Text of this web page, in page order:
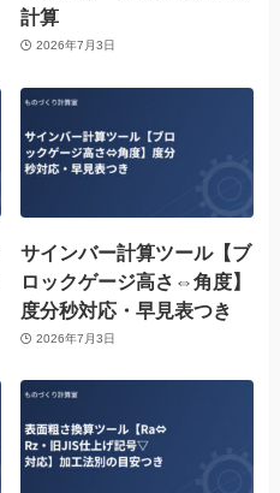
計算
2026年7月3日
サインバー計算ツール【ブ
ロックゲージ高さ⇔角度】
度分秒対応・早見表つき
2026年7月3日